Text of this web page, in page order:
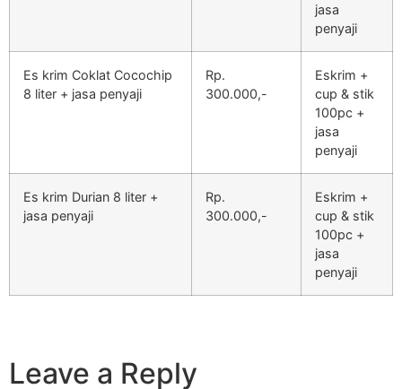
jasa
penyaji
Es krim Coklat Cocochip
8 liter + jasa penyaji
Rp.
300.000,-
Eskrim +
cup & stik
100pc +
jasa
penyaji
Es krim Durian 8 liter +
jasa penyaji
Rp.
300.000,-
Eskrim +
cup & stik
100pc +
jasa
penyaji
Leave a Reply